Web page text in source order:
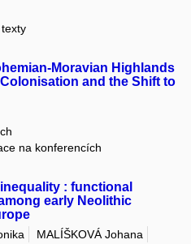
Moravian Highlands
and the Shift to
na konferencích
: functional
early Neolithic
MALÍŠKOVÁ Johana